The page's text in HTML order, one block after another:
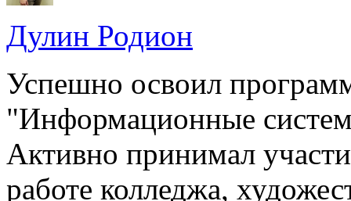
Дулин Родион
Успешно освоил
"Информационные
Активно принимал
работе колледжа,